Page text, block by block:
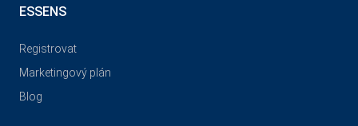
ESSENS
Registrovat
Marketingový plán
Blog